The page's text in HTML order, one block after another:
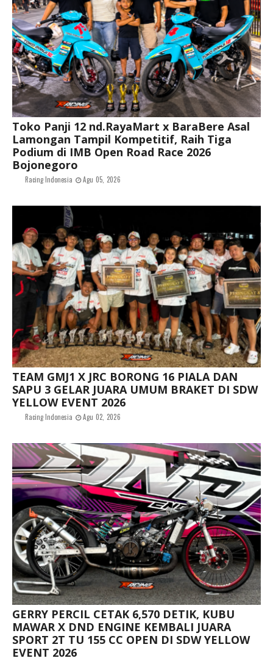
Toko Panji 12 nd.RayaMart x BaraBere Asal
Lamongan Tampil Kompetitif, Raih Tiga
Podium di IMB Open Road Race 2026
Bojonegoro
Racing Indonesia Agu 05, 2026
TEAM GMJ1 X JRC BORONG 16 PIALA DAN
SAPU 3 GELAR JUARA UMUM BRAKET DI SDW
YELLOW EVENT 2026
Racing Indonesia Agu 02, 2026
GERRY PERCIL CETAK 6,570 DETIK, KUBU
MAWAR X DND ENGINE KEMBALI JUARA
SPORT 2T TU 155 CC OPEN DI SDW YELLOW
EVENT 2026